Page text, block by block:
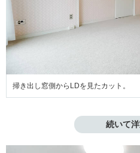
掃き出し窓側からLDを見たカット。
続いて